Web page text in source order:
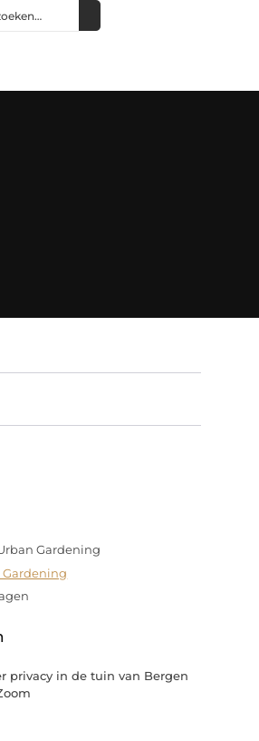
Gardening
Gardening
privacy in de tuin van Bergen